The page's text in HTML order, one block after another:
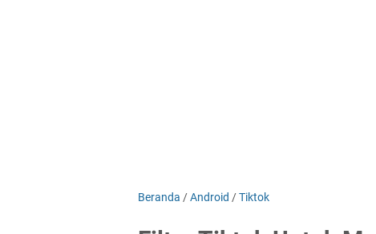
Beranda /Android /Tiktok